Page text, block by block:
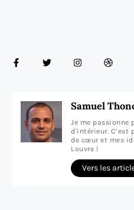
Samuel
Je me
d'intérieur. C’est
de cœur et mes
Louvre !
Vers les